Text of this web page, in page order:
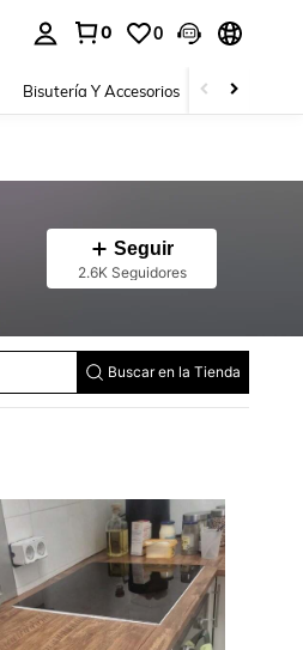
0 0
Bisutería Y Accesorios Zapatos
Seguir
2.6K Seguidores
Buscar en la Tienda